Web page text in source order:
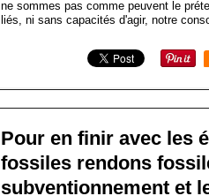
ne sommes pas comme peuvent le
liés, ni sans capacités d'agir, notre
Pour en finir avec les
fossiles rendons
subventionnement et